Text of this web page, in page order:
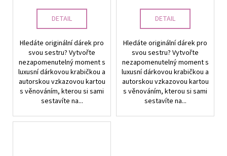
DETAIL
Hledáte originální dárek pro
svou sestru? Vytvořte
nezapomenutelný moment s
luxusní dárkovou krabičkou a
autorskou vzkazovou kartou
s věnováním, kterou si sami
sestavíte na...
DETAIL
Hledáte originální dárek pro
svou sestru? Vytvořte
nezapomenutelný moment s
luxusní dárkovou krabičkou a
autorskou vzkazovou kartou
s věnováním, kterou si sami
sestavíte na...